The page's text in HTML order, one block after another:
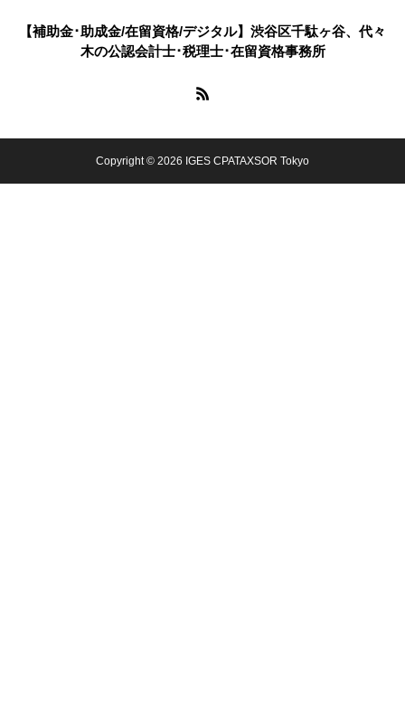
【補助金･助成金/在留資格/デジタル】渋谷区千駄ヶ谷、代々
木の公認会計士･税理士･在留資格事務所
Copyright © 2026 IGES CPATAXSOR Tokyo